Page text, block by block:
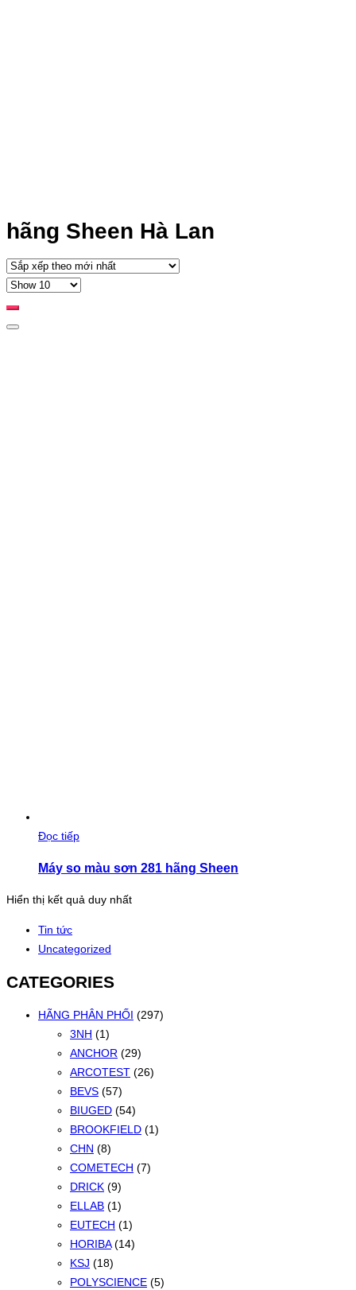
hãng Sheen Hà Lan
Đọc tiếp
Máy so màu sơn 281 hãng Sheen
Hiển thị kết quả duy nhất
Tin tức
Uncategorized
CATEGORIES
HÃNG PHÂN PHỐI (297)
3NH (1)
ANCHOR (29)
ARCOTEST (26)
BEVS (57)
BIUGED (54)
BROOKFIELD (1)
CHN (8)
COMETECH (7)
DRICK (9)
ELLAB (1)
EUTECH (1)
HORIBA (14)
KSJ (18)
POLYSCIENCE (5)